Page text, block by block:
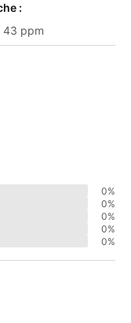
:
43 ppm
0%
0%
0%
0%
0%